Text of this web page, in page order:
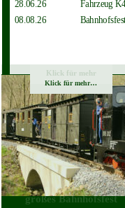
Klick für mehr
großes Bahnhofsfest
Klick für mehr…
28.06.26
Fahrzeug
08.08.26